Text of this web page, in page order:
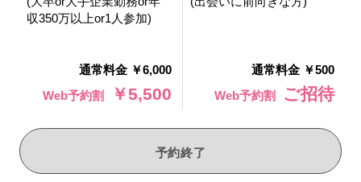
収350万以上or1人参加)
通常料金 ￥6,000
Web予約割
￥5,500
通常料金 ￥500
Web予約割
ご招待
予約終了